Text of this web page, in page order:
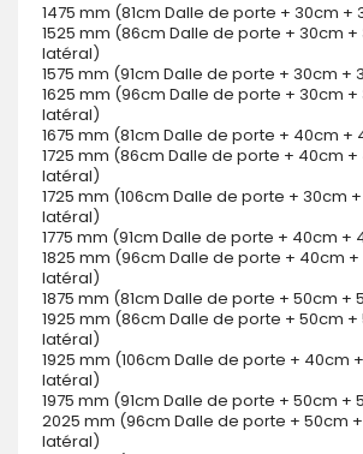
1475 mm (81cm Dalle de porte + 30cm +
1525 mm (86cm Dalle de porte + 30cm +
latéral)
1575 mm (91cm Dalle de porte + 30cm +
1625 mm (96cm Dalle de porte + 30cm +
latéral)
1675 mm (81cm Dalle de porte + 40cm
1725 mm (86cm Dalle de porte + 40cm +
latéral)
1725 mm (106cm Dalle de porte + 30cm
latéral)
1775 mm (91cm Dalle de porte + 40cm +
1825 mm (96cm Dalle de porte + 40cm
latéral)
1875 mm (81cm Dalle de porte + 50cm +
1925 mm (86cm Dalle de porte + 50cm +
latéral)
1925 mm (106cm Dalle de porte + 40cm
latéral)
1975 mm (91cm Dalle de porte + 50cm +
2025 mm (96cm Dalle de porte + 50cm
latéral)